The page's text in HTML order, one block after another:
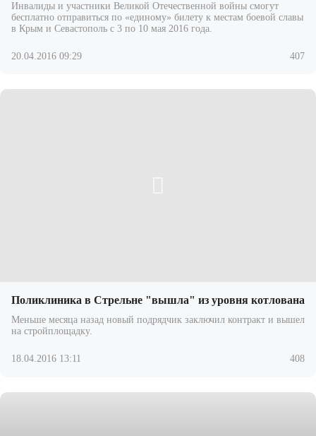
Инвалиды и участники Великой Отечественной войны смогут
бесплатно отправиться по «единому» билету к местам боевой славы
в Крым и Севастополь с 3 по 10 мая 2016 года.
20.04.2016 09:29 407
Поликлиника в Стрельне "вышла" из уровня котлована
Меньше месяца назад новый подрядчик заключил контракт и вышел
на стройплощадку.
18.04.2016 13:11 408